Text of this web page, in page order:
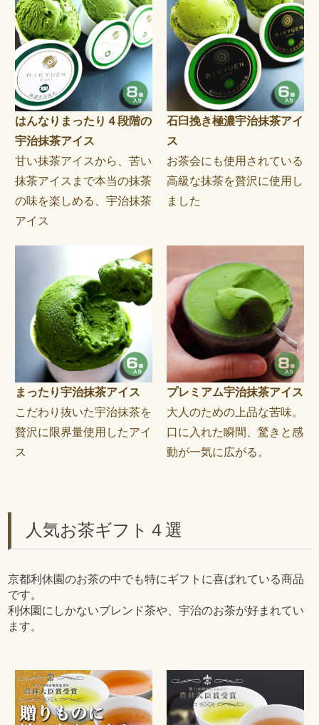
はんなりまったり４段階の
宇治抹茶アイス
甘い抹茶アイスから、苦い
抹茶アイスまで本当の抹茶
の味を楽しめる、宇治抹茶
アイス
石臼挽き極濃宇治抹茶アイ
ス
お茶会にも使用されている
高級な抹茶を贅沢に使用し
ました
まったり宇治抹茶アイス
こだわり抜いた宇治抹茶を
贅沢に限界量使用したアイ
ス
プレミアム宇治抹茶アイス
大人のための上品な苦味。
口に入れた瞬間、驚きと感
動が一気に広がる。
人気お茶ギフト４選
京都利休園のお茶の中でも特にギフトに喜ばれている商品
です。
利休園にしかないブレンド茶や、宇治のお茶が好まれてい
ます。